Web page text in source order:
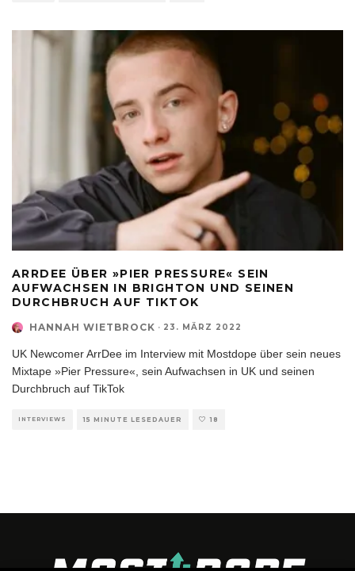
ARRDEE ÜBER »PIER PRESSURE« SEIN
AUFWACHSEN IN BRIGHTON UND SEINEN
DURCHBRUCH AUF TIKTOK
HANNAH WIETBROCK · 23. MÄRZ 2022
UK Newcomer ArrDee im Interview mit Mostdope über sein neues
Mixtape »Pier Pressure«, sein Aufwachsen in UK und seinen
Durchbruch auf TikTok
INTERVIEWS 15 MINUTE LESEDAUER 18